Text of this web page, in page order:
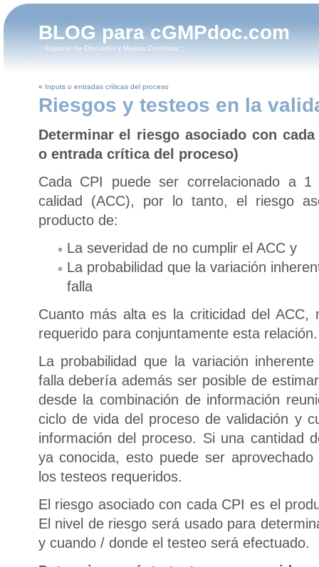
BLOG para cGMPdoc.com
:: Espacio de Discusión y Mejora Contínua ::
« Inputs o entradas críticas del proceso
Riesgos y testeos en la
Determinar el riesgo asociado con
o entrada crítica del proceso)
Cada CPI puede ser correlacionado a
calidad (ACC), por lo tanto, el riesgo
producto de:
La severidad de no cumplir el ACC y
La probabilidad que la variación
falla
Cuanto más alta es la criticidad del ACC,
requerido para conjuntamente esta relación.
La probabilidad que la variación
falla debería además ser posible de
desde la combinación de información
ciclo de vida del proceso de validación y
información del proceso. Si una cantidad
ya conocida, esto puede ser
los testeos requeridos.
El riesgo asociado con cada CPI es el
El nivel de riesgo será usado para
y cuando / donde el testeo será efectuado.